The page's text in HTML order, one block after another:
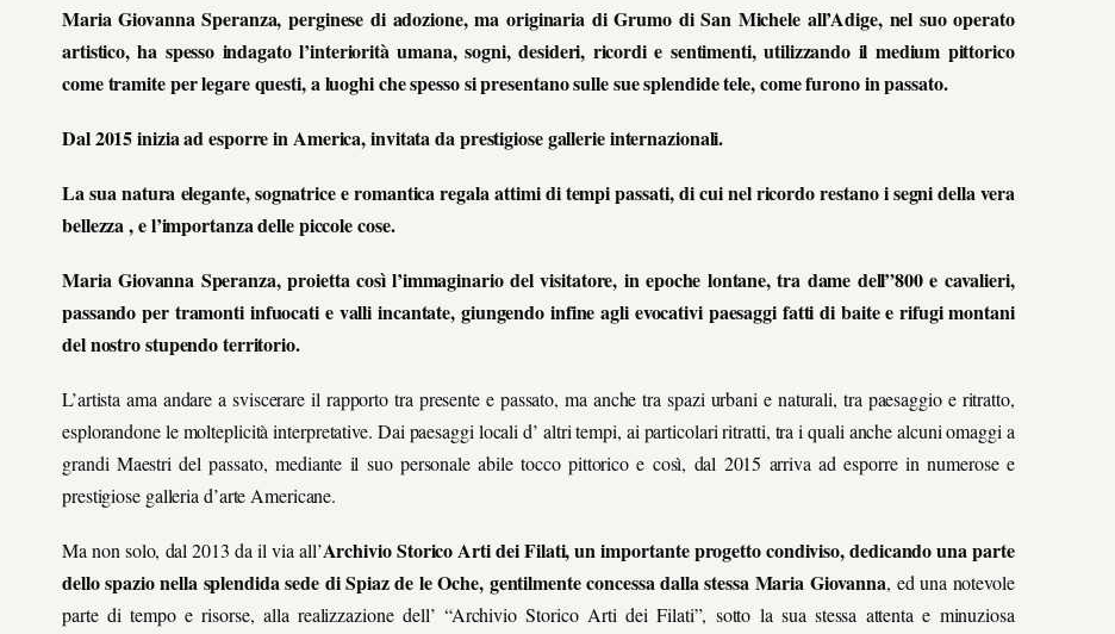
Maria Giovanna Speranza, perginese di adozione, ma originaria di Grumo di San Michele all’Adige, nel suo operato
artistico, ha spesso indagato l’interiorità umana, sogni, desideri, ricordi e sentimenti, utilizzando il medium pittorico
come tramite per legare questi, a luoghi che spesso si presentano sulle sue splendide tele, come furono in passato.
Dal 2015 inizia ad esporre in America, invitata da prestigiose gallerie internazionali.
La sua natura elegante, sognatrice e romantica regala attimi di tempi passati, di cui nel ricordo restano i segni della vera
bellezza , e l’importanza delle piccole cose.
Maria Giovanna Speranza, proietta così l’immaginario del visitatore, in epoche lontane, tra dame dell”800 e cavalieri,
passando per tramonti infuocati e valli incantate, giungendo infine agli evocativi paesaggi fatti di baite e rifugi montani
del nostro stupendo territorio.
L’artista ama andare a sviscerare il rapporto tra presente e passato, ma anche tra spazi urbani e naturali, tra paesaggio e ritratto,
esplorandone le molteplicità interpretative. Dai paesaggi locali d’ altri tempi, ai particolari ritratti, tra i quali anche alcuni omaggi a
grandi Maestri del passato, mediante il suo personale abile tocco pittorico e così, dal 2015 arriva ad esporre in numerose e
prestigiose galleria d’arte Americane.
Ma non solo, dal 2013 da il via all’Archivio Storico Arti dei Filati, un importante progetto condiviso, dedicando una parte
dello spazio nella splendida sede di Spiaz de le Oche, gentilmente concessa dalla stessa Maria Giovanna, ed una notevole
parte di tempo e risorse, alla realizzazione dell’ “Archivio Storico Arti dei Filati”, sotto la sua stessa attenta e minuziosa